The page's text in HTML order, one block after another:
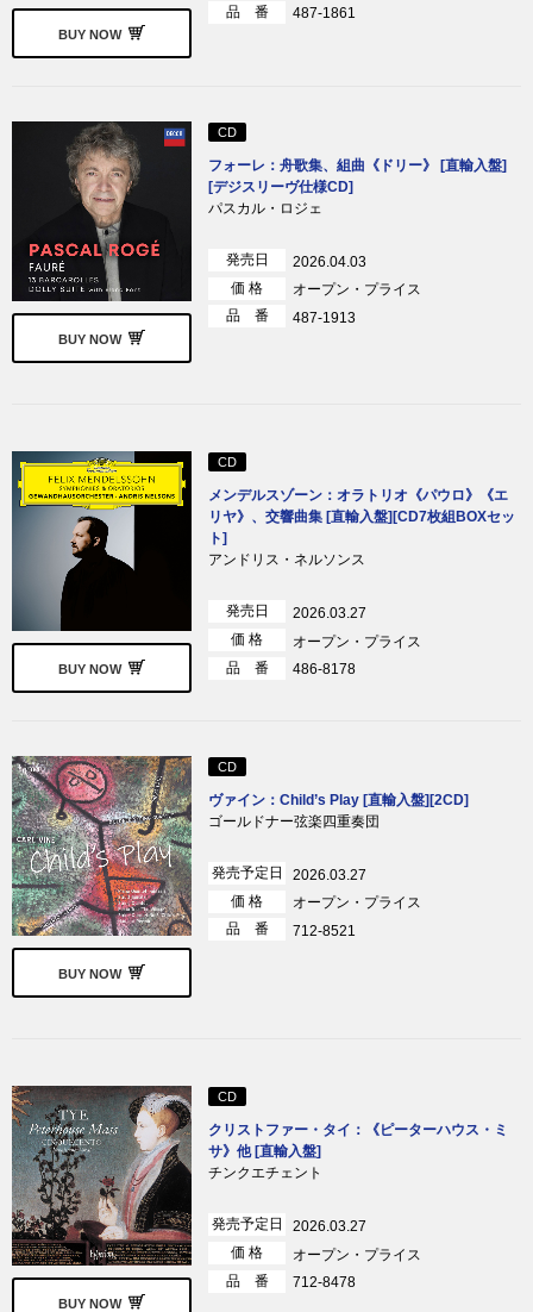
BUY NOW
品 番 487-1861
BUY NOW
CD
フォーレ：舟歌集、組曲《ドリー》 [直輸入盤]
[デジスリーヴ仕様CD]
パスカル・ロジェ
発売日
2026.04.03
価 格
オープン・プライス
品 番
487-1913
BUY NOW
CD
メンデルスゾーン：オラトリオ《パウロ》《エ
リヤ》、交響曲集 [直輸入盤][CD7枚組BOXセッ
ト]
アンドリス・ネルソンス
発売日
2026.03.27
価 格
オープン・プライス
品 番
486-8178
BUY NOW
CD
ヴァイン：Child’s Play [直輸入盤][2CD]
ゴールドナー弦楽四重奏団
発売予定日
2026.03.27
価 格
オープン・プライス
品 番
712-8521
BUY NOW
CD
クリストファー・タイ：《ピーターハウス・ミ
サ》他 [直輸入盤]
チンクエチェント
発売予定日
2026.03.27
価 格
オープン・プライス
品 番
712-8478